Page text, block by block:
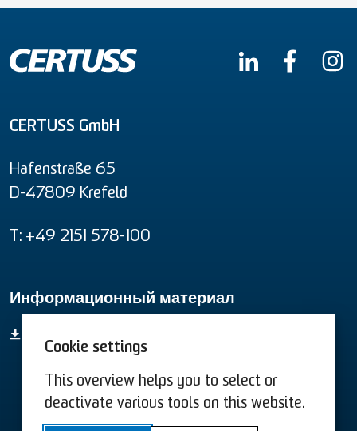
Cookie settings
This overview helps you to select or
deactivate various tools on this website.
CERTUSS GmbH
Hafenstraße 65
D-47809 Krefeld
T: +49 2151 578-100
Информационный материал
Информационный материал
Условиям США
Условиям